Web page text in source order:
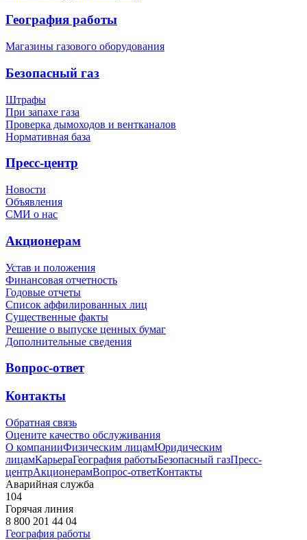
География работы
Магазины газового оборудования
Безопасный газ
Штрафы
При запахе газа
Проверка дымоходов и вентканалов
Нормативная база
Пресс-центр
Новости
Объявления
СМИ о нас
Акционерам
Устав и положения
Финансовая отчетность
Годовые отчеты
Список аффилированных лиц
Существенные факты
Решение о выпуске ценных бумаг
Дополнительные сведения
Вопрос-ответ
Контакты
Обратная связь
Оцените качество обслуживания
О компанииФизическим лицамЮридическим
лицамКарьераГеография работыБезопасный газПресс-
центрАкционерамВопрос-ответКонтакты
Аварийная служба
104
Горячая линия
8 800 201 44 04
География работы